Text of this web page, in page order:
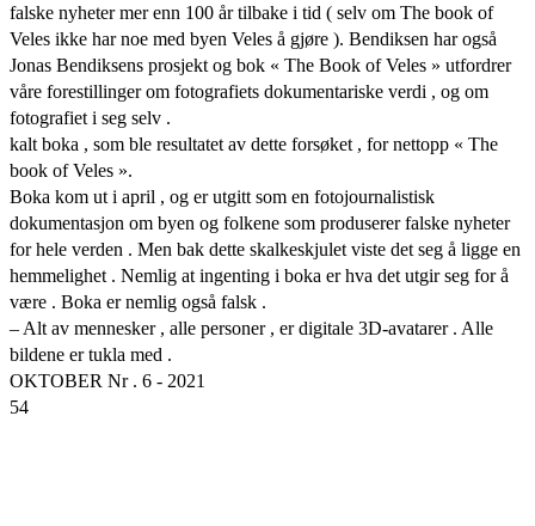
falske nyheter mer enn 100 år tilbake i tid ( selv om The book of
Veles ikke har noe med byen Veles å gjøre ). Bendiksen har også
Jonas Bendiksens prosjekt og bok « The Book of Veles » utfordrer
våre forestillinger om fotografiets dokumentariske verdi , og om
fotografiet i seg selv .
kalt boka , som ble resultatet av dette forsøket , for nettopp « The
book of Veles ».
Boka kom ut i april , og er utgitt som en fotojournalistisk
dokumentasjon om byen og folkene som produserer falske nyheter
for hele verden . Men bak dette skalkeskjulet viste det seg å ligge en
hemmelighet . Nemlig at ingenting i boka er hva det utgir seg for å
være . Boka er nemlig også falsk .
– Alt av mennesker , alle personer , er digitale 3D-avatarer . Alle
bildene er tukla med .
OKTOBER Nr . 6 - 2021
54